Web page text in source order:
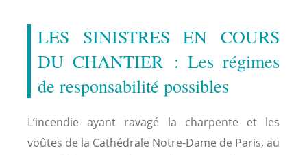
LES SINISTRES EN COURS
DU CHANTIER : Les régimes
de responsabilité possibles
L’incendie ayant ravagé la charpente et les
voûtes de la Cathédrale Notre-Dame de Paris, au